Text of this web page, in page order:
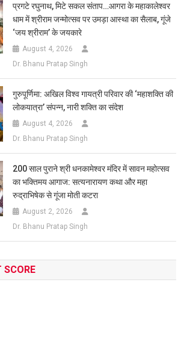
प्रगटे रघुनाथ, मिटे सकल संताप…आगरा के महाकालेश्वर
धाम में श्रीराम जन्मोत्सव पर उमड़ा आस्था का सैलाब, गूंजे
‘जय श्रीराम’ के जयकारे
August 4, 2026
Dr. Bhanu Pratap Singh
गुरुपूर्णिमा: अखिल विश्व गायत्री परिवार की ‘महाशक्ति की
लोकयात्रा’ संपन्न, नारी शक्ति का संदेश
August 4, 2026
Dr. Bhanu Pratap Singh
200 साल पुराने श्री धनकामेश्वर मंदिर में सावन महोत्सव
का भक्तिमय आगाज: सत्यनारायण कथा और महा
रुद्राभिषेक से गूंजा मोती कटरा
August 2, 2026
Dr. Bhanu Pratap Singh
SCORE